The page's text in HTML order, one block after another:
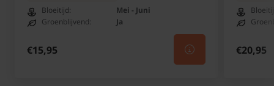
Bloeitijd:
Mei - Juni
Groenblijvend:
Ja
€15,95 €20,95